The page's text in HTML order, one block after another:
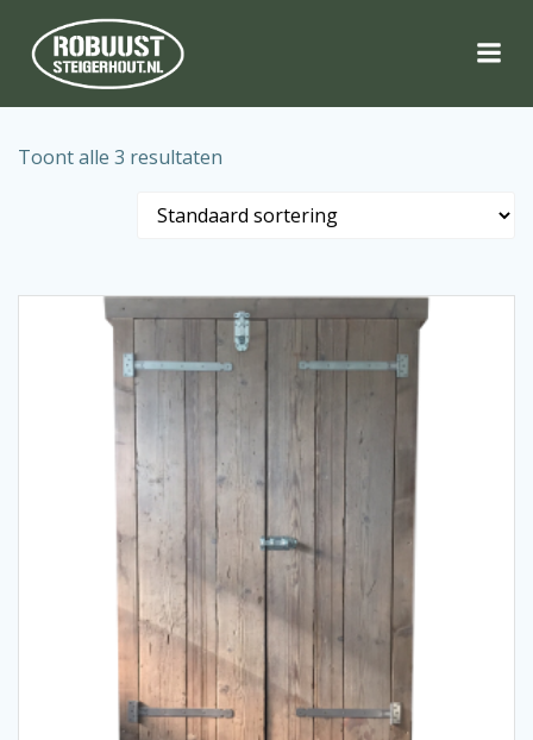
Toont alle 3 resultaten